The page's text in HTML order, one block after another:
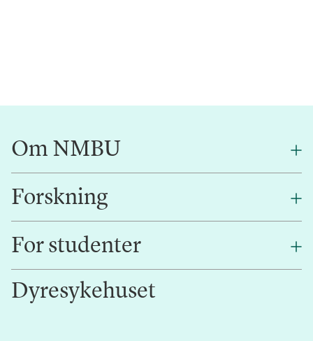
Om NMBU
Om oss
Alumni
Forskning
Forskning
Innovasjon
For studenter
Studentlivet
Dyresykehuset